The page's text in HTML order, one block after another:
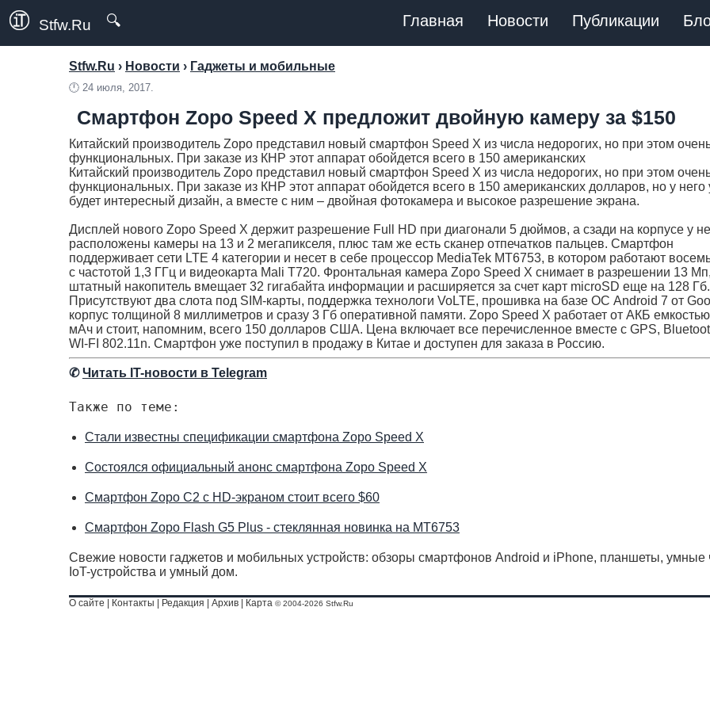
Stfw.Ru 🔍 Главная Новости Публикации
Stfw.Ru › Новости › Гаджеты и мобильные
🕛 24 июля, 2017.
Смартфон Zopo Speed X предложит двойную камеру за $150
Китайский производитель Zopo представил новый смартфон Speed X из числа недорогих, но при этом
функциональных. При заказе из КНР этот аппарат обойдется всего в 150 американских
Китайский производитель Zopo представил новый смартфон Speed X из числа недорогих, но при этом
функциональных. При заказе из КНР этот аппарат обойдется всего в 150 американских долларов, но у него
будет интересный дизайн, а вместе с ним – двойная фотокамера и высокое разрешение экрана.
Дисплей нового Zopo Speed X держит разрешение Full HD при диагонали 5 дюймов, а сзади на корпусе у
расположены камеры на 13 и 2 мегапикселя, плюс там же есть сканер отпечатков пальцев. Смартфон
поддерживает сети LTE 4 категории и несет в себе процессор MediaTek MT6753, в котором работают
с частотой 1,3 ГГц и видеокарта Mali T720. Фронтальная камера Zopo Speed X снимает в разрешении 13
штатный накопитель вмещает 32 гигабайта информации и расширяется за счет карт microSD еще на 128 Гб.
Присутствуют два слота под SIM-карты, поддержка технологи VoLTE, прошивка на базе ОС Android 7 от
корпус толщиной 8 миллиметров и сразу 3 Гб оперативной памяти. Zopo Speed X работает от АКБ
мАч и стоит, напомним, всего 150 долларов США. Цена включает все перечисленное вместе с GPS,
WI-FI 802.11n. Смартфон уже поступил в продажу в Китае и доступен для заказа в Россию.
✆Читать IT-новости в Telegram
Также по теме:
Стали известны спецификации смартфона Zopo Speed X
Состоялся официальный анонс смартфона Zopo Speed X
Смартфон Zopo C2 с HD-экраном стоит всего $60
Смартфон Zopo Flash G5 Plus - стеклянная новинка на MT6753
Свежие новости гаджетов и мобильных устройств: обзоры смартфонов Android и iPhone, планшеты, умные
IoT-устройства и умный дом.
О сайте Контакты Редакция Архив Карта © 2004-2026 Stfw.Ru